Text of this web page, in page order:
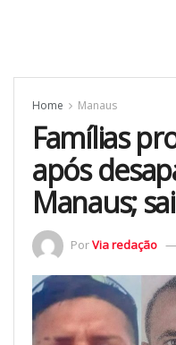
Home Manaus
Famílias
após
Manaus;
PorVia redação